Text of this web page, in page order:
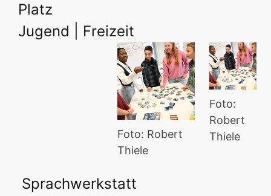
Platz
Jugend | Freizeit
Foto:
Robert
Thiele
Foto: Robert
Thiele
Sprachwerkstatt